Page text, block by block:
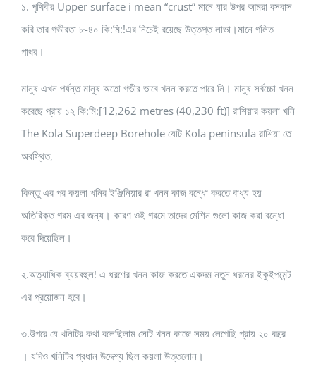
১. পৃথিবীর Upper surface i mean “crust” মানে যার উপর আমরা বসবাস
করি তার গভীরতা ৮-৪০ কি:মি:!এর নিচেই রয়েছে উত্তপ্ত লাভা।মানে গলিত
পাথর।
মানুষ এখন পর্যন্ত মানুষ অতো গভীর ভাবে খনন করতে পারে নি। মানুষ সর্বচ্চো খনন
করেছে প্রায় ১২ কি:মি:[12,262 metres (40,230 ft)] রাশিয়ার কয়লা খনি
The Kola Superdeep Borehole যেটি Kola peninsula রাশিয়া তে
অবস্থিত,
কিন্তু এর পর কয়লা খনির ইঞ্জিনিয়ার রা খনন কাজ বন্ধো করতে বাধ্য হয়
অতিরিক্ত গরম এর জন্য। কারণ ওই গরমে তাদের মেশিন গুলো কাজ করা বন্ধো
করে দিয়েছিল।
২.অত্যাধিক ব্যয়বহুল! এ ধরণের খনন কাজ করতে একদম নতুন ধরনের ইকুইপমেন্ট
এর প্রয়োজন হবে।
৩.উপরে যে খনিটির কথা বলেছিলাম সেটি খনন কাজে সময় লেগেছি প্রায় ২০ বছর
। যদিও খনিটির প্রধান উদ্দেশ্য ছিল কয়লা উত্তলোন।